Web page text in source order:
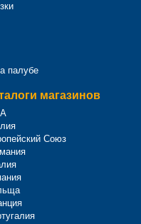
палубе
магазинов
Союз